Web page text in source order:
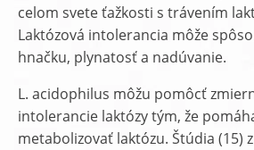
celom svete ťažkosti s trávením
Laktózová intolerancia môže
hnačku, plynatosť a nadúvanie.
L. acidophilus môžu pomôcť
intolerancie laktózy tým, že
metabolizovať laktózu. Štúdia (15)